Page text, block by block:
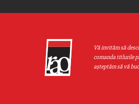
Vă invităm să
comanda titlurile
aşteptăm să vă